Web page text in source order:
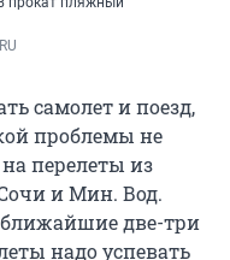
самолет и поезд,
проблемы не
перелеты из
и Мин. Вод.
две-три
надо успевать